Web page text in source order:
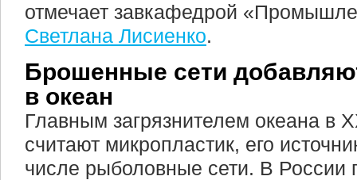
отмечает завкафедрой
Светлана Лисиенко.
Брошенные сети
в океан
Главным загрязнителем океана в
считают микропластик, его
числе рыболовные сети. В России